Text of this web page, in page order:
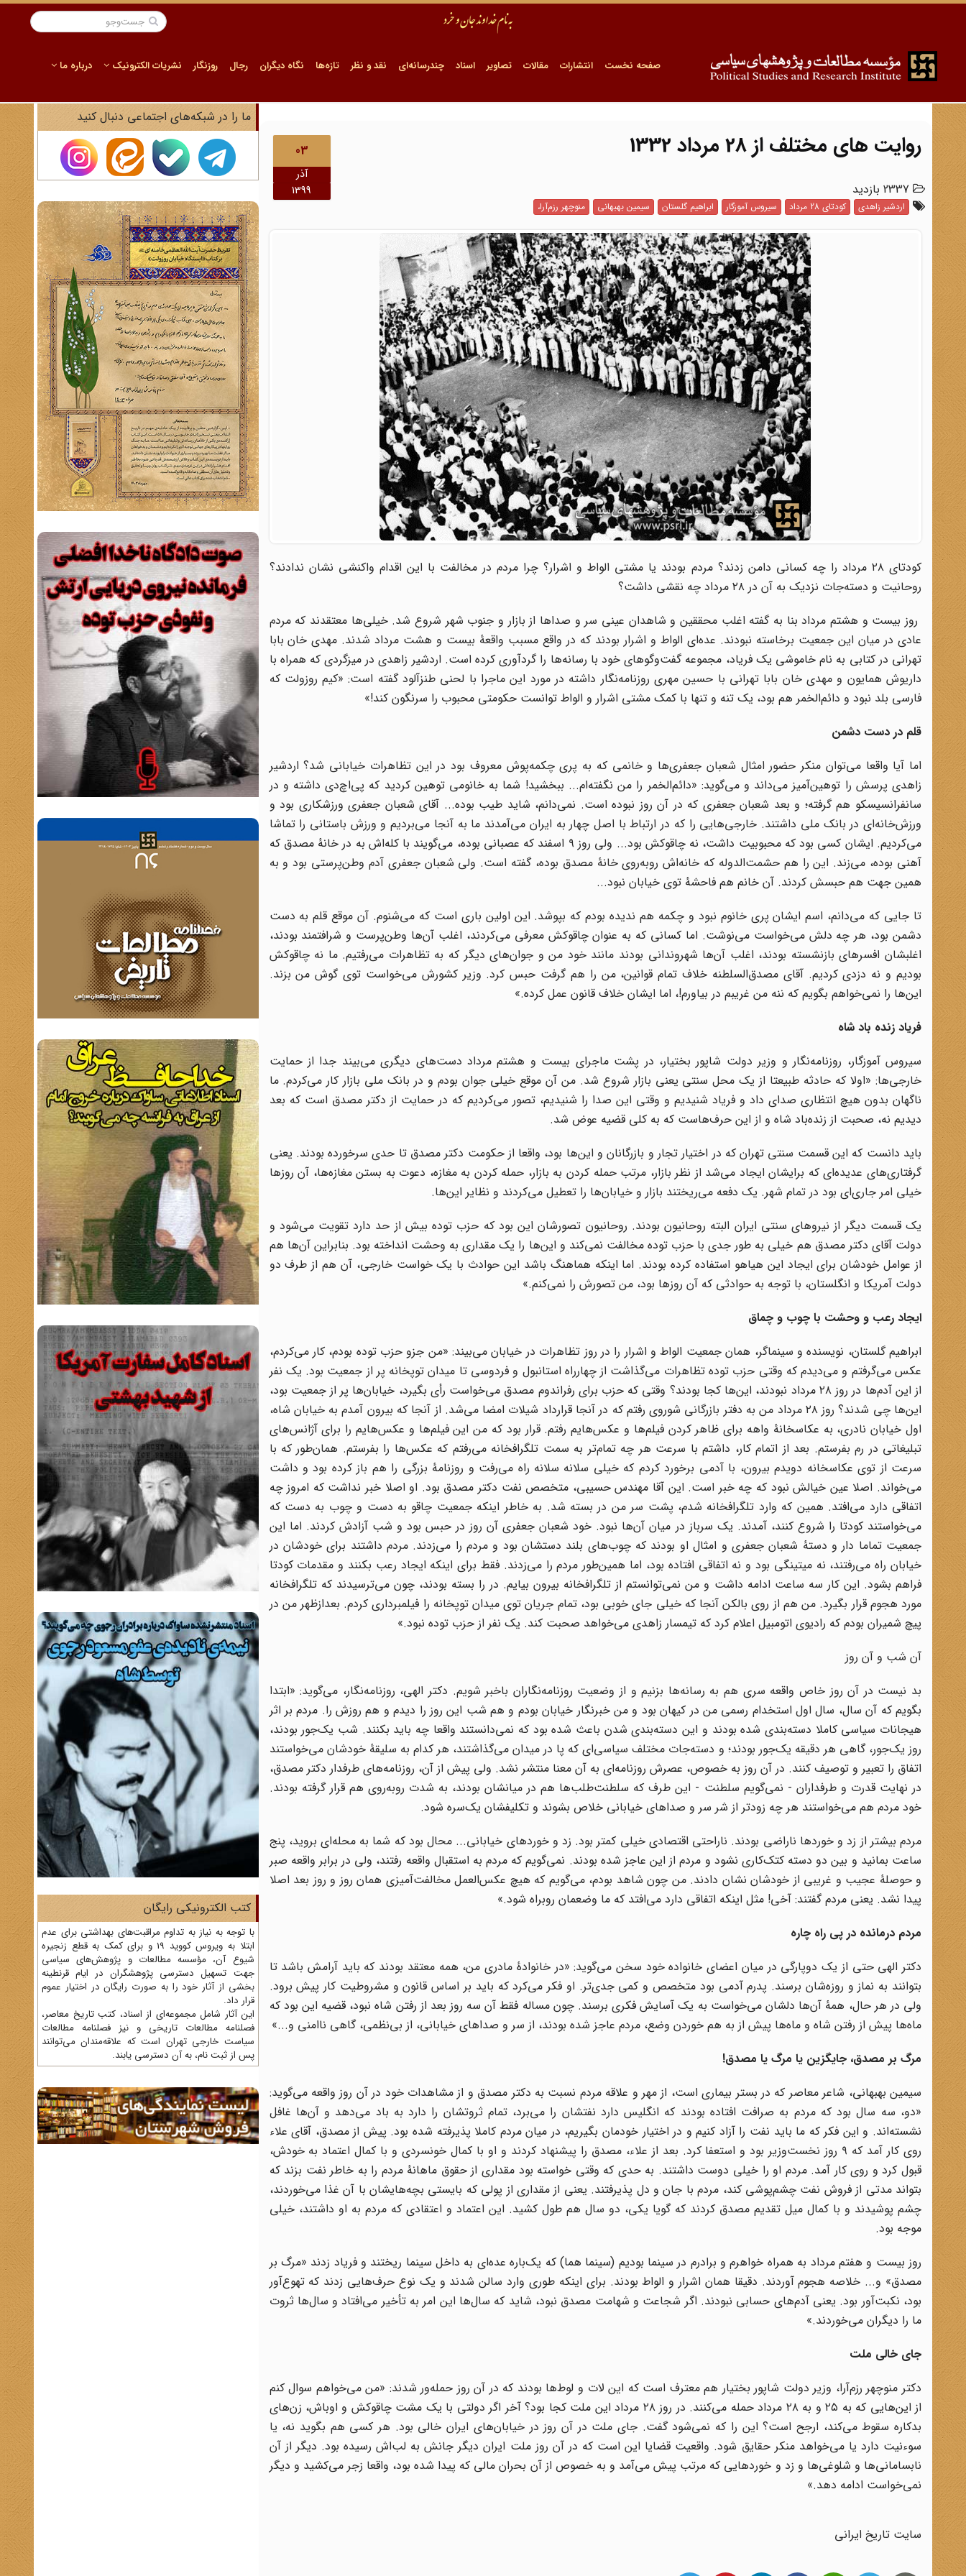
صفحه نخست انتشارات مقالات تصاویر اسناد چندرسانه‌ای نقد و نظر تازه‌ها نگاه دیگران رجال روزنگار نشریات الکترونیک درباره ما
03
آذر
1399
روایت های مختلف از 28 مرداد 1332
اردشیر زاهدی کودتای 28 مرداد سیروس آموزگار ابراهیم گلستان سیمین بهبهانی منوچهر رزم‌آرا،
کودتای ۲۸ مرداد را چه کسانی دامن زدند؟ مردم بودند یا مشتی الواط و اشرار؟ چرا مردم در مخالفت با این اقدام واکنشی نشان ندادند؟
روحانیت و دسته‌جات نزدیک به آن در ۲۸ مرداد چه نقشی داشت؟
روز بیست و هشتم مرداد بنا به گفته اغلب محققین و شاهدان عینی سر و صدا‌ها از بازار و جنوب شهر شروع شد. خیلی‌ها معتقدند که مردم
عادی در میان این جمعیت برخاسته نبودند. عده‌ای الواط و اشرار بودند که در واقع مسبب واقعهٔ بیست و هشت مرداد شدند. مهدی خان ‌بابا
تهرانی در کتابی به نام خاموشی یک فریاد، مجموعه گفت‌و‌گوهای خود با رسانه‌ها را گردآوری کرده است. اردشیر زاهدی در میزگردی که همراه با
داریوش همایون و مهدی خان بابا تهرانی با حسین مهری روزنامه‌نگار داشته در مورد این ماجرا با لحنی طنزآلود گفته است: «کیم روزولت که
فارسی بلد نبود و دائم‌الخمر هم بود، یک تنه و تنها با کمک مشتی اشرار و الواط توانست حکومتی محبوب را سرنگون کند!»
قلم در دست دشمن
اما آیا واقعا می‌توان منکر حضور امثال شعبان جعفری‌ها و خانمی که به پری چکمه‌پوش معروف بود در این تظاهرات خیابانی شد؟ اردشیر
زاهدی پرسش را توهین‌آمیز می‌داند و می‌گوید: «دائم‌الخمر را من نگفته‌ام... ببخشید! شما به خانومی توهین کردید که پی‌اچ‌‌دی داشته و در
سانفرانسیسکو هم گرفته؛ و بعد شعبان‌ جعفری که در آن روز نبوده است. نمی‌دانم، شاید طیب بوده... آقای شعبان جعفری ورزشکاری بود و
ورزش‌خانه‌ای در بانک ملی داشتند. خارجی‌هایی را که در ارتباط با اصل چهار به ایران می‌آمدند ما به آنجا می‌بردیم و ورزش باستانی را تماشا
می‌کردیم. ایشان کسی بود که محبوبیت داشت، نه چاقوکش بود... ولی روز ۹ اسفند که عصبانی بوده، می‌گویند با کله‌اش به در خانهٔ مصدق که
آهنی بوده، می‌زند. این را هم حشمت‌الدوله که خانه‌اش روبه‌روی خانهٔ مصدق بوده، گفته است. ولی شعبان جعفری آدم وطن‌پرستی بود و به
همین جهت هم حبسش کردند. آن خانم هم فاحشهٔ توی خیابان نبود...
تا جایی که می‌دانم، اسم ایشان پری خانوم نبود و چکمه هم ندیده بودم که بپوشد. این اولین باری است که می‌شنوم. آن موقع قلم به دست
دشمن بود، هر چه دلش می‌خواست می‌نوشت. اما کسانی که به عنوان چاقوکش معرفی می‌کردند، اغلب آن‌ها وطن‌پرست و شرافتمند بودند،
اغلبشان افسرهای بازنشسته بودند، اغلب آن‌ها شهروندانی بودند مانند خود من و جوان‌های دیگر که به تظاهرات می‌رفتیم. ما نه چاقوکش
بودیم و نه دزدی کردیم. آقای مصدق‌السلطنه خلاف تمام قوانین، من را هم گرفت حبس کرد. وزیر کشورش می‌خواست توی گوش من بزند.
این‌ها را نمی‌خواهم بگویم که ننه من غریبم در بیاورم!، اما ایشان خلاف قانون عمل کرده.»
فریاد زنده باد شاه
سیروس آموزگار، روزنامه‌نگار و وزیر دولت شاپور بختیار، در پشت ماجرای بیست و هشتم مرداد دست‌های دیگری می‌بیند جدا از حمایت
خارجی‌ها: «اولا که حادثه طبیعتا از یک محل سنتی یعنی بازار شروع شد. من آن موقع خیلی جوان بودم و در بانک ملی بازار کار می‌کردم. ما
ناگهان بدون هیچ انتظاری صدای داد و فریاد شنیدیم و وقتی این صدا را شنیدیم، تصور می‌کردیم که در حمایت از دکتر مصدق است که بعد
دیدیم نه، صحبت از زنده‌باد شاه و از این حرف‌هاست که به کلی قضیه عوض شد.
باید دانست که این قسمت سنتی تهران که در اختیار تجار و بازرگانان و این‌ها بود، واقعا از حکومت دکتر مصدق تا حدی سرخورده بودند. یعنی
گرفتاری‌های عدیده‌ای که برایشان ایجاد می‌شد از نظر بازار، مرتب حمله کردن به بازار، حمله کردن به مغازه، دعوت به بستن مغازه‌ها، آن روز‌ها
خیلی امر جاری‌ای بود در تمام شهر. یک دفعه می‌ریختند بازار و خیابان‌ها را تعطیل می‌کردند و نظایر این‌ها.
یک قسمت دیگر از نیروهای سنتی ایران البته روحانیون بودند. روحانیون تصورشان این بود که حزب توده بیش از حد دارد تقویت می‌شود و
دولت آقای دکتر مصدق هم خیلی به طور جدی با حزب توده مخالفت نمی‌کند و این‌ها را یک مقداری به وحشت انداخته بود. بنابراین آن‌ها هم
از عوامل خودشان برای ایجاد این هیاهو استفاده کرده بودند. اما اینکه هماهنگ باشد این حوادث با یک خواست خارجی، آن هم از طرف دو
دولت آمریکا و انگلستان، با توجه به حوادثی که آن روز‌ها بود، من تصورش را نمی‌کنم.»
ایجاد رعب و وحشت با چوب و چماق
ابراهیم گلستان، نویسنده و سینماگر،‌‌ همان جمعیت الواط و اشرار را در روز تظاهرات در خیابان می‌بیند: «من جزو حزب توده بودم، کار می‌کردم،
عکس می‌گرفتم و می‌دیدم که وقتی حزب توده تظاهرات می‌گذاشت از چهارراه استانبول و فردوسی تا میدان توپخانه پر از جمعیت بود. یک نفر
از این آدم‌ها در روز ۲۸ مرداد نبودند، این‌ها کجا بودند؟ وقتی که حزب برای رفراندوم مصدق می‌خواست رأی بگیرد، خیابان‌ها پر از جمعیت بود،
این‌ها چی شدند؟ روز ۲۸ مرداد من به دفتر بازرگانی شوروی رفتم که در آنجا قرارداد شیلات امضا می‌شد. از آنجا که بیرون آمدم به خیابان شاه،
اول خیابان نادری، به عکاسخانهٔ واهه برای ظاهر کردن فیلم‌ها و عکس‌هایم رفتم. قرار بود که من این فیلم‌ها و عکس‌هایم را برای آژانس‌های
تبلیغاتی‌ در رم بفرستم. بعد از اتمام کار، داشتم با سرعت هر چه تمام‌تر به سمت تلگرافخانه می‌رفتم که عکس‌ها را بفرستم. همان‌طور که با
سرعت از توی عکاسخانه دویدم بیرون، با آدمی برخورد کردم که خیلی سلانه سلانه راه می‌رفت و روزنامهٔ بزرگی را هم باز کرده بود و داشت
می‌خواند. اصلا عین خیالش نبود که چه خبر است. این آقا مهندس حسیبی، متخصص نفت دکتر مصدق بود. او اصلا خبر نداشت که امروز چه
اتفاقی دارد می‌افتد. همین که وارد تلگرافخانه شدم، پشت سر من در بسته شد. به خاطر اینکه جمعیت چاقو به دست و چوب به دست که
می‌خواستند کودتا را شروع کنند، آمدند. یک سرباز در میان آن‌ها نبود. خود شعبان جعفری آن روز در حبس بود و شب آزادش کردند. اما این
جمعیت تماما دار و دستهٔ شعبان جعفری و امثال او بودند که چوب‌های بلند دستشان بود و مردم را می‌زدند. مردم داشتند برای خودشان در
خیابان راه می‌رفتند، نه میتینگی بود و نه اتفاقی افتاده بود، اما همین‌طور مردم را می‌زدند. فقط برای اینکه ایجاد رعب بکنند و مقدمات کودتا
فراهم بشود. این کار سه ساعت ادامه داشت و من نمی‌توانستم از تلگرافخانه بیرون بیایم. در را بسته بودند، چون می‌ترسیدند که تلگرافخانه
مورد هجوم قرار بگیرد. من هم از روی بالکن آنجا که خیلی جای خوبی بود، تمام جریان توی میدان توپخانه را فیلمبرداری کردم. بعدازظهر من در
پیچ شمیران بودم که رادیوی اتومبیل اعلام کرد که تیمسار زاهدی می‌خواهد صحبت کند. یک نفر از حزب توده نبود.»
آن شب و آن روز
بد نیست در آن روز خاص واقعه سری هم به رسانه‌ها بزنیم و از وضعیت روزنامه‌نگاران باخبر شویم. دکتر الهی، روزنامه‌نگار، می‌گوید: «ابتدا
بگویم که آن سال، سال اول استخدام رسمی من در کیهان بود و من خبرنگار خیابان بودم و هم شب این روز را دیدم و هم روزش را. مردم بر اثر
هیجانات سیاسی کاملا دسته‌بندی شده بودند و این دسته‌بندی شدن باعث شده بود که نمی‌دانستند واقعا چه باید بکنند. شب یک‌جور بودند،
روز یک‌جور، گاهی هر دقیقه یک‌جور بودند؛ و دسته‌جات مختلف سیاسی‌ای که پا در میدان می‌گذاشتند، هر کدام به سلیقهٔ خودشان می‌خواستند
اتفاق را تعبیر و توصیف کنند. در آن روز به خصوص، عصرش روزنامه‌ای به آن معنا منتشر نشد. ولی پیش از آن، روزنامه‌های طرفدار دکتر مصدق،
در ‌‌نهایت قدرت و طرفداران - نمی‌گویم سلطنت - این طرف که سلطنت‌طلب‌ها هم در میانشان بودند، به شدت روبه‌روی هم قرار گرفته بودند.
خود مردم هم می‌خواستند هر چه زود‌تر از شر سر و صداهای خیابانی خلاص بشوند و تکلیفشان یک‌سره شود.
مردم بیشتر از زد و خورد‌ها ناراضی بودند. ناراحتی اقتصادی خیلی کمتر بود. زد و خوردهای خیابانی... محال بود که شما به محله‌ای بروید، پنج
ساعت بمانید و بین دو دسته کتک‌کاری نشود و مردم از این عاجز شده بودند. نمی‌گویم که مردم به استقبال واقعه رفتند، ولی در برابر واقعه صبر
و حوصلهٔ عجیب و غریبی از خودشان نشان دادند. من چون شاهد بودم، می‌گویم که هیچ عکس‌العمل مخالفت‌آمیزی‌‌ همان روز و روز بعد اصلا
پیدا نشد. یعنی مردم گفتند: آخی! مثل اینکه اتفاقی دارد می‌افتد که ما وضعمان روبراه شود.»
مردم درمانده در پی راه چاره
دکتر الهی حتی از یک دوپارگی در میان اعضای خانواده خود سخن می‌گوید: «در خانوادهٔ مادری من، همه معتقد بودند که باید آرامش باشد تا
بتوانند به نماز و روزه‌شان برسند. پدرم آدمی بود متخصص و کمی جدی‌تر. او فکر می‌کرد که باید بر اساس قانون و مشروطیت کار پیش برود.
ولی در هر حال، همهٔ آن‌ها دلشان می‌خواست به یک آسایش فکری برسند. چون مساله فقط آن سه روز بعد از رفتن شاه نبود، قضیه این بود که
ماه‌ها پیش از رفتن شاه و ماه‌ها پیش از به هم خوردن وضع، مردم عاجز شده بودند، از سر و صداهای خیابانی، از بی‌نظمی، گاهی ناامنی و...»
مرگ بر مصدق، جایگزین یا مرگ یا مصدق!
سیمین بهبهانی، شاعر معاصر که در بستر بیماری است، از مهر و علاقه مردم نسبت به دکتر مصدق و از مشاهدات خود در آن روز واقعه می‌گوید:
«دو، سه سال بود که مردم به صرافت افتاده بودند که انگلیس دارد نفتشان را می‌برد، تمام ثروتشان را دارد به باد می‌دهد و آن‌ها غافل
نشسته‌اند. و این فکر که ما باید نفت را آزاد کنیم و در اختیار خودمان بگیریم، در میان مردم کاملا پذیرفته شده بود. پیش از مصدق، آقای علاء
روی کار آمد که ۹ روز نخست‌وزیر بود و استعفا کرد. بعد از علاء، مصدق را پیشنهاد کردند و او با کمال خونسردی و با کمال اعتماد به خودش،
قبول کرد و روی کار آمد. مردم او را خیلی دوست داشتند. به حدی که وقتی خواسته بود مقداری از حقوق ماهانهٔ مردم را به خاطر نفت بزند که
بتواند مدتی از فروش نفت چشم‌پوشی کند، مردم با جان و دل پذیرفتند. یعنی از مقداری از پولی که بایستی بچه‌ها‌یشان با آن غذا می‌خوردند،
چشم پوشیدند و با کمال میل تقدیم مصدق کردند که گویا یکی، دو سال هم طول کشید. این اعتماد و اعتقادی که مردم به او داشتند، خیلی
موجه بود.
روز بیست و هفتم مرداد به همراه خواهرم و برادرم در سینما بودیم (سینما هما) که یک‌باره عده‌ای به داخل سینما ریختند و فریاد زدند «مرگ بر
مصدق» و... خلاصه هجوم آوردند. دقیقا همان اشرار و الواط بودند. برای اینکه طوری وارد سالن شدند و یک نوع حرف‌هایی زدند که تهوع‌آور
بود، نکبت‌آور بود. یعنی آدم‌های حسابی نبودند. اگر شجاعت و شهامت مصدق نبود، شاید که سال‌ها این امر به تأخیر می‌افتاد و سال‌ها ثروت
ما را دیگران می‌خوردند.»
جای خالی ملت
دکتر منوچهر رزم‌آرا، وزیر دولت شاپور بختیار هم معترف است که این لات و لوط‌ها‌ بودند که در آن روز حمله‌ور شدند: «من می‌خواهم سوال کنم
از این‌هایی که به ۲۵ و به ۲۸ مرداد حمله می‌کنند. در روز ۲۸ مرداد این ملت کجا بود؟ آخر اگر دولتی با یک مشت چاقو‌کش و اوباش، زن‌های
بدکاره سقوط می‌کند، ارجح است؟ این را که نمی‌شود گفت. جای ملت در آن روز در خیابان‌های ایران خالی بود. هر کسی هم بگوید نه، یا
سوءنیت دارد یا می‌خواهد منکر حقایق شود. واقعیت قضایا این است که در آن روز ملت ایران دیگر جانش به لب‌اش رسیده بود. دیگر از آن
نابسامانی‌ها و شلوغی‌ها و زد و خوردهایی که مرتب پیش می‌آمد و به خصوص از آن بحران مالی که پیدا شده بود، واقعا زجر می‌کشید و دیگر
نمی‌خواست ادامه دهد.»
سایت تاریخ ایرانی
ما را در شبکه‌های اجتماعی دنبال کنید
کتب الکترونیکی رایگان
با توجه به نیاز به تداوم مراقبت‌های بهداشتی برای عدم
ابتلا به ویروس کووید 19 و برای کمک به قطع زنجیره
شیوع آن، مؤسسه مطالعات و پژوهش‌های سیاسی
جهت تسهیل دسترسی پژوهشگران در ایام قرنطینه
بخشی از آثار خود را به صورت رایگان در اختیار عموم
قرار داد.
این آثار شامل مجموعه‌ای از اسناد، کتب تاریخ معاصر،
فصلنامه‌ مطالعات تاریخی و نیز فصلنامه مطالعات
سیاست خارجی تهران است که علاقه‌مندان می‌توانند
پس از ثبت نام، به آن دسترسی یابند.